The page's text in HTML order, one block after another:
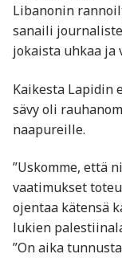
Libanonin
sanaili
jokaista uhkaa ja
Kaikesta Lapidin
sävy oli
naapureille.
”Uskomme, että
vaatimukset
ojentaa kätensä
lukien
”On aika